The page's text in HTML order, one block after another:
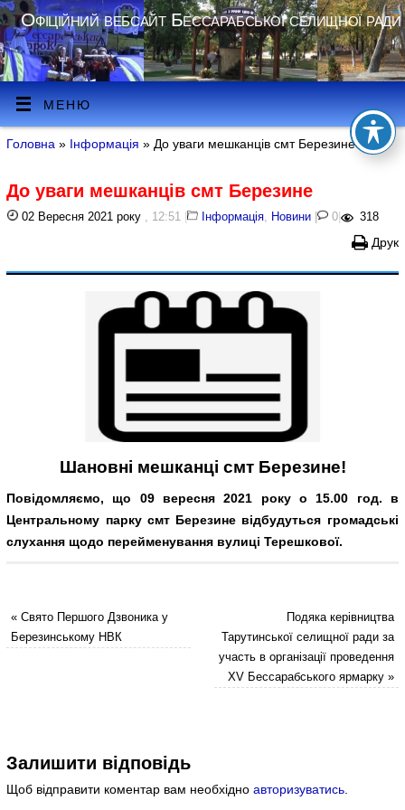
Офіційний вебсайт Бессарабської селищної ради
МЕНЮ
Головна » Інформація » До уваги мешканців смт Березине
До уваги мешканців смт Березине
02 Вересня 2021 року , 12:51 | Інформація, Новини | 0 | 318
Друк
Шановні мешканці смт Березине!
Повідомляємо, що 09 вересня 2021 року о 15.00 год. в
Центральному парку смт Березине відбудуться громадські
слухання щодо перейменування вулиці Терешкової.
«Свято Першого Дзвоника у
Березинському НВК
Подяка керівництва
Тарутинської селищної ради за
участь в організації проведення
ХV Бессарабського ярмарку»
Залишити відповідь
Щоб відправити коментар вам необхідноавторизуватись.